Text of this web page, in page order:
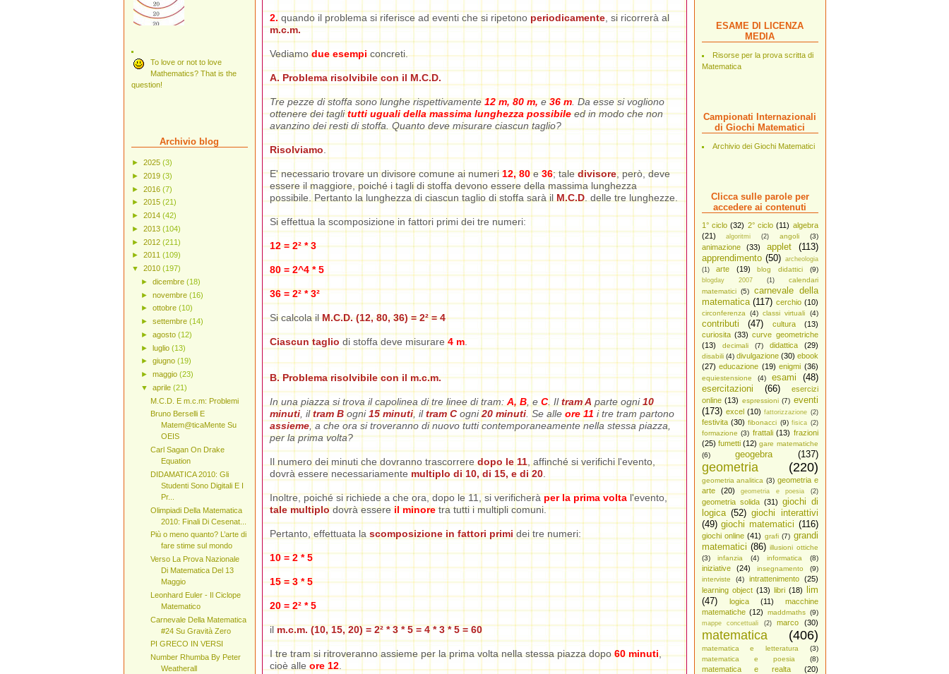
ESAME DI LICENZA
MEDIA
Risorse per la prova scritta di
Matematica
Campionati Internazionali
di Giochi Matematici
Archivio dei Giochi Matematici
Clicca sulle parole per
accedere ai contenuti
1° ciclo (32) 2° ciclo (11) algebra
(21)
algoritmi (2) angoli (3)
animazione (33) applet
(113)
apprendimento (50) archeologia
(1)
arte (19) blog didattici (9)
blogday 2007 (1)
calendari
matematici
(5)
carnevale della
matematica (117) cerchio (10)
circonferenza (4) classi virtuali (4)
contributi (47) cultura
(13)
curiosita (33) curve geometriche
(13)
decimali (7) didattica (29)
disabili (4) divulgazione (30) ebook
(27) educazione (19) enigmi (36)
equiestensione (4) esami
(48)
esercitazioni
(66)
esercizi
online (13) espressioni (7) eventi
(173) excel (10) fattorizzazione (2)
festivita (30) fibonacci (9) fisica (2)
formazione (3) frattali (13) frazioni
(25) fumetti (12) gare matematiche
(6)
geogebra (137)
geometria (220)
geometria analitica (3) geometria e
arte
(20) geometria e poesia (2)
geometria solida (31) giochi di
logica (52) giochi interattivi
(49) giochi matematici (116)
giochi online (41) grafi (7) grandi
matematici (86) illusioni ottiche
(3)
infanzia (4) informatica (8)
iniziative (24) insegnamento
(9)
interviste
(4) intrattenimento
(25)
learning object (13) libri (18)
lim
(47)
logica (11)
macchine
matematiche (12) maddmaths (9)
mappe concettuali (2) marco (30)
matematica (406)
matematica e letteratura
(3)
matematica e poesia
(8)
matematica e realta (20)
2. quando il problema si riferisce ad eventi che si ripetono periodicamente, si ricorrerà al
m.c.m.
Vediamodue esempiconcreti.
A. Problema risolvibile con il M.C.D.
Tre pezze di stoffa sono lunghe rispettivamente12 m, 80 m,e36 m. Da esse si vogliono
ottenere dei taglitutti uguali della massima lunghezza possibileed in modo che non
avanzino dei resti di stoffa. Quanto deve misurare ciascun taglio?
Risolviamo
E' necessario trovare un divisore comune ai numeri12, 80e36; taledivisore, però, deve
essere il maggiore, poiché i tagli di stoffa devono essere della massima lunghezza
possibile. Pertanto la lunghezza di ciascun taglio di stoffa sarà il M.C.D. delle tre lunghezze.
Si effettua la scomposizione in fattori primi dei tre numeri:
12 = 2² * 3
80 = 2^4 * 5
36 = 2² * 3²
Si calcola ilM.C.D. (12, 80, 36) = 2² = 4
Ciascun taglio di stoffa deve misurare 4 m.
B. Problema risolvibile con il m.c.m.
In una piazza si trova il capolinea di tre linee di tram: A, B, e C. Iltram A parte ogni10
minuti, iltram Bogni15 minuti, iltram Cogni20 minuti. Se alle ore 11 i tre tram partono
assieme, a che ora si troveranno di nuovo tutti contemporaneamente nella stessa piazza,
per la prima volta?
Il numero dei minuti che dovranno trascorrere dopo le 11, affinché si verifichi l'evento,
dovrà essere necessariamente multiplo di 10, di 15, e di 20.
Inoltre, poiché si richiede a che ora, dopo le 11, si verificheràper la prima voltal'evento,
tale multiplodovrà essereil minoretra tutti i multipli comuni.
Pertanto, effettuata la scomposizione in fattori primi dei tre numeri:
10 = 2 * 5
15 = 3 * 5
20 = 2² * 5
ilm.c.m. (10, 15, 20) = 2² * 3 * 5 = 4 * 3 * 5 = 60
I tre tram si ritroveranno assieme per la prima volta nella stessa piazza dopo60 minuti,
cioè alle ore 12.
To love or not to love
Mathematics? That is the
question!
Archivio blog
► 2025 (3)
► 2019 (3)
► 2016 (7)
► 2015 (21)
► 2014 (42)
► 2013 (104)
► 2012 (211)
► 2011 (109)
▼ 2010 (197)
► dicembre (18)
► novembre (16)
► ottobre (10)
► settembre (14)
► agosto (12)
► luglio (13)
► giugno (19)
► maggio (23)
▼ aprile (21)
M.C.D. E m.c.m: Problemi
Bruno Berselli E
Matem@ticaMente Su
OEIS
Carl Sagan On Drake
Equation
DIDAMATICA 2010: Gli
Studenti Sono Digitali E I
Pr...
Olimpiadi Della Matematica
2010: Finali Di Cesenat...
Più o meno quanto? L’arte di
fare stime sul mondo
Verso La Prova Nazionale
Di Matematica Del 13
Maggio
Leonhard Euler - Il Ciclope
Matematico
Carnevale Della Matematica
#24 Su Gravità Zero
PI GRECO IN VERSI
Number Rhumba By Peter
Weatherall